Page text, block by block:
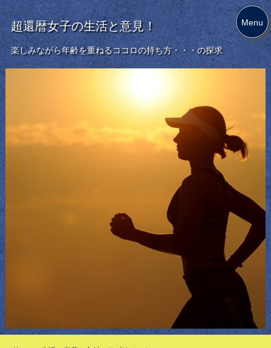
超還暦女子の生活と意見！
楽しみながら年齢を重ねるココロの持ち方・・・の探求
Menu